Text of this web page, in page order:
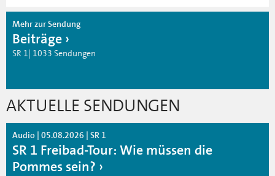
Mehr zur Sendung
Beiträge
SR 1| 1033 Sendungen
AKTUELLE SENDUNGEN
Audio | 05.08.2026 | SR 1
SR 1 Freibad-Tour: Wie müssen die
Pommes sein?